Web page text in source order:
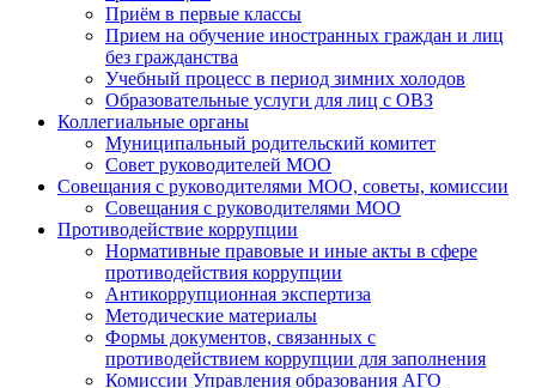
Приём в первые классы
Прием на обучение иностранных граждан и лиц
без гражданства
Учебный процесс в период зимних холодов
Образовательные услуги для лиц с ОВЗ
Коллегиальные органы
Муниципальный родительский комитет
Совет руководителей МОО
Совещания с руководителями МОО, советы, комиссии
Совещания с руководителями МОО
Противодействие коррупции
Нормативные правовые и иные акты в сфере
противодействия коррупции
Антикоррупционная экспертиза
Методические материалы
Формы документов, связанных с
противодействием коррупции для заполнения
Комиссии Управления образования АГО